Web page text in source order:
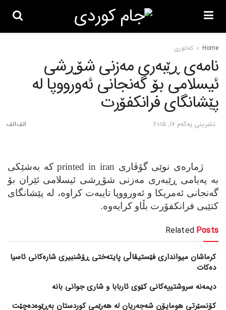
Home کەلتوری
نامه‌ی ڕێبه‌ری مه‌زنی شۆڕشی
ئیسلامی بۆ گه‌نجانی ئه‌ورووپا له‌
پێشانگای فرانکفۆرت
تشرینی یه‌كه‌م 17, 2015
ژماره‌ی نوێی گۆڤاری printed in iranکه‌ به‌شێکی
به‌ په‌یامی ڕێبه‌ری مه‌زنی شۆڕشی ئیسلامی ئێران بۆ
گه‌نجانی ئه‌مریکا و ئه‌ورووپا تایبه‌ت کراوه‌، له‌ پێشانگای
کتێبی فرانکفۆرت بڵاو کرایه‌وه‌.
Related Posts
کرماشان میوانداری فێستیڤاڵی پایتەختی ڕۆشنبیری شارەکانی ئاسیا
دەکات
کۆنسێرتی هومایۆن شەجەریان لە هەرێمی کوردستان بەڕێوەدەچێت